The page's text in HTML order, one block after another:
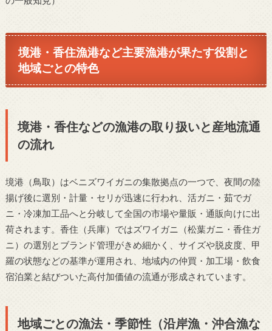
境港・香住漁港など主要漁港が果たす役割と
地域ごとの特色
境港・香住などの漁港の取り扱いと産地流通
の流れ
境港（鳥取）はベニズワイガニの集散拠点の一つで、夜間の陸
揚げ後に選別・計量・セリが迅速に行われ、活ガニ・茹でガ
ニ・冷凍加工品へと分岐して全国の市場や量販・通販向けに出
荷されます。香住（兵庫）ではズワイガニ（松葉ガニ・香住ガ
ニ）の選別とブランド管理がきめ細かく、サイズや脱皮度、甲
羅の状態などの基準が運用され、地域内の仲買・加工場・飲食
宿泊業と結びついた高付加価値の流通が形成されています。
地域ごとの漁法・季節性（沿岸漁・沖合漁な